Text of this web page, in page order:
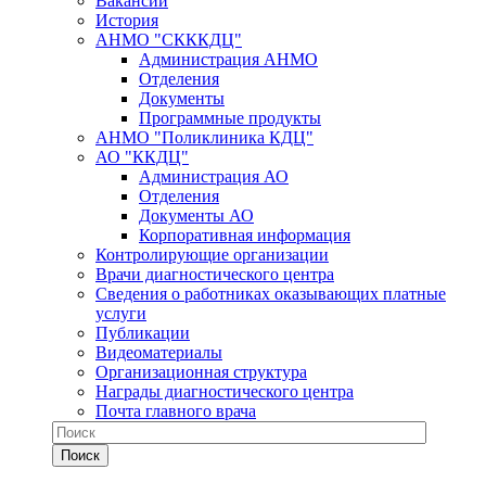
История
АНМО "СКККДЦ"
Администрация АНМО
Отделения
Документы
Программные продукты
АНМО "Поликлиника КДЦ"
АО "ККДЦ"
Администрация АО
Отделения
Документы АО
Корпоративная информация
Контролирующие организации
Врачи диагностического центра
Сведения о работниках оказывающих платные
услуги
Публикации
Видеоматериалы
Организационная структура
Награды диагностического центра
Почта главного врача